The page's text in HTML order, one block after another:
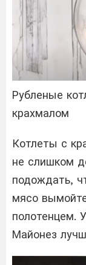
Рубленые
крахмалом
Котлеты с
не слишком
подождать,
мясо
полотенцем.
Майонез